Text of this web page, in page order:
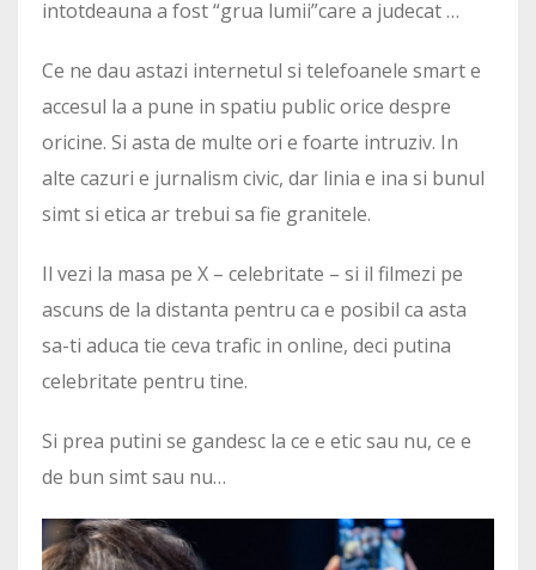
intotdeauna a fost “grua lumii”care a judecat …
Ce ne dau astazi internetul si telefoanele smart e
accesul la a pune in spatiu public orice despre
oricine. Si asta de multe ori e foarte intruziv. In
alte cazuri e jurnalism civic, dar linia e ina si bunul
simt si etica ar trebui sa fie granitele.
Il vezi la masa pe X – celebritate – si il filmezi pe
ascuns de la distanta pentru ca e posibil ca asta
sa-ti aduca tie ceva trafic in online, deci putina
celebritate pentru tine.
Si prea putini se gandesc la ce e etic sau nu, ce e
de bun simt sau nu…